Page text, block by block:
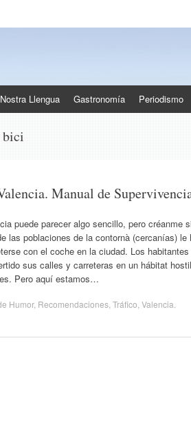
Llengua Gastronomía Periodismo
bici
Manual de
puede parecer algo sencillo, pero créanme
las poblaciones de la contornà (cercanías) le
con el coche en la ciudad. Los
sus calles y carreteras en un hábitat
Pero aquí estamos…
Humor, Recomendaciones Tráfico Valencia